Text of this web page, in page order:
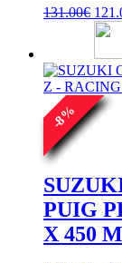
131.00€
cena
-
8
%
PUIG
X 450